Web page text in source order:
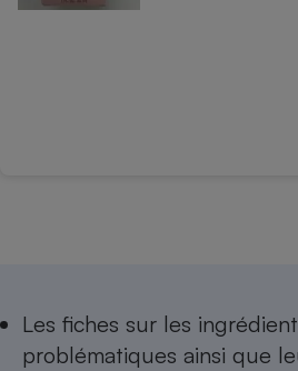
Les fiches sur les
problématiques ainsi que